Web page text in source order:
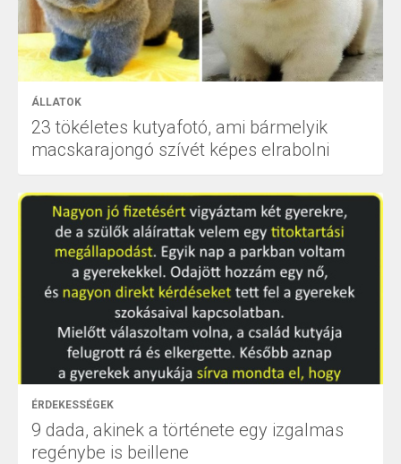
ÁLLATOK
23 tökéletes kutyafotó, ami bármelyik
macskarajongó szívét képes elrabolni
ÉRDEKESSÉGEK
9 dada, akinek a története egy izgalmas
regénybe is beillene